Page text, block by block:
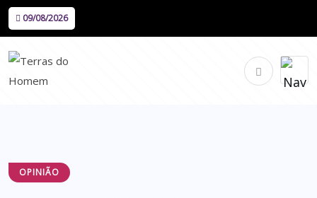
09/08/2026
OPINIÃO